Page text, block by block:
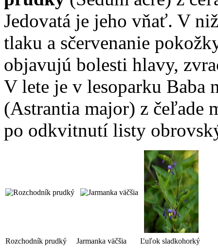
Jedovatá je jeho vňať. V
tlaku a sčervenanie
objavujú bolesti hlavy,
V lete je v lesoparku Baba
(Astrantia major) z čeľade
po odkvitnutí listy
Rozchodník prudký Jarmanka väčšia Ľuľok sladkohorký